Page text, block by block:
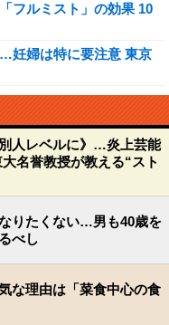
フルミスト」の効果 10
妊婦は特に要注意 東京
人レベルに》…炎上芸能
名誉教授が教える“スト
りたくない…男も40歳を
べし
な理由は「菜食中心の食